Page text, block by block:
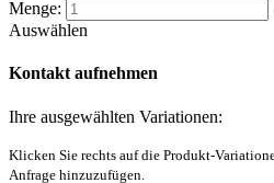
Menge:
Auswählen
Kontakt aufnehmen
Ihre ausgewählten Variationen:
Klicken Sie rechts auf die Produkt-
Anfrage hinzuzufügen.